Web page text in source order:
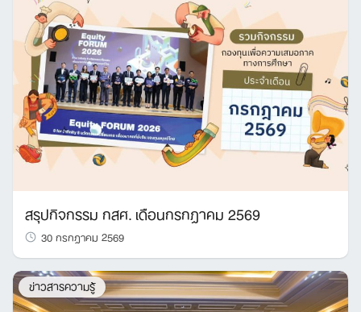
สรุปกิจกรรม กสศ. เดือนกรกฎาคม 2569
30 กรกฎาคม 2569
ข่าวสารความรู้